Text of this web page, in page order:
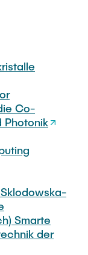
Co-
Photonik
Smarte
der